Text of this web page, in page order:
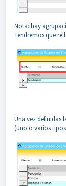
Nota: hay
Tendremos que
Una vez definidas
(uno o varios